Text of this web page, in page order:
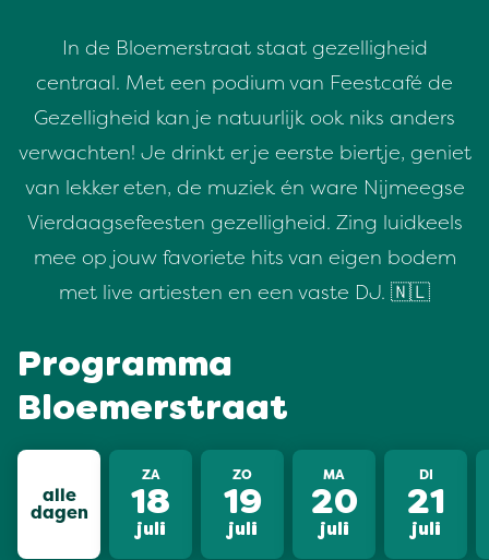
In de Bloemerstraat staat gezelligheid
centraal. Met een podium van Feestcafé de
Gezelligheid kan je natuurlijk ook niks anders
verwachten! Je drinkt er je eerste biertje, geniet
van lekker eten, de muziek én ware Nijmeegse
Vierdaagsefeesten gezelligheid. Zing luidkeels
mee op jouw favoriete hits van eigen bodem
met live artiesten en een vaste DJ. 🇳🇱
Programma
Bloemerstraat
alle
dagen
ZA
18
juli
ZO
19
juli
MA
20
juli
DI
21
juli